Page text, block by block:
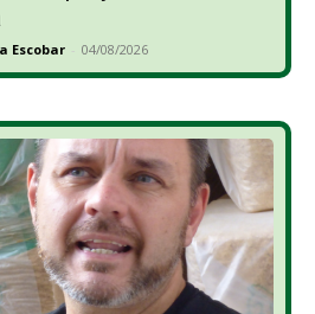
Escobar - 04/08/2026